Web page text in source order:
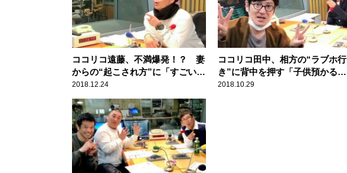
ココリコ遠藤、不満爆発！？ 妻
からの“起こされ方”に「すごい腹
が立って…」
2018.12.24
ココリコ田中、相方の“ラブホ行
き”に背中を押す「子供預かる
よ」
2018.10.29